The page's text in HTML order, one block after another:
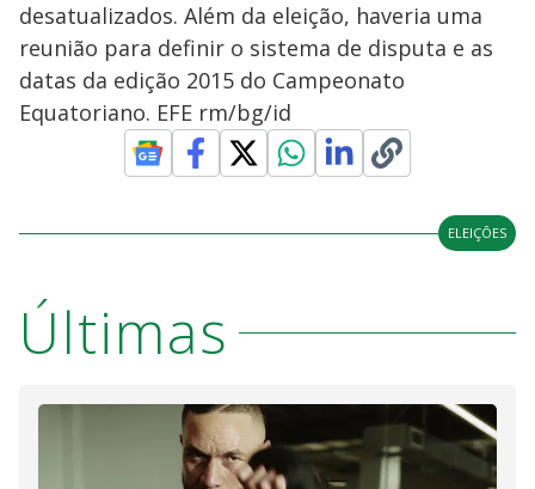
desatualizados. Além da eleição, haveria uma
reunião para definir o sistema de disputa e as
datas da edição 2015 do Campeonato
Equatoriano. EFE rm/bg/id
ELEIÇÕES
Últimas